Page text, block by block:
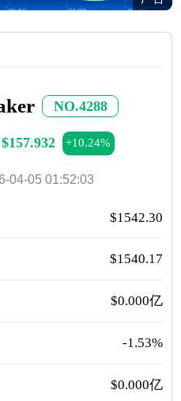
NO.4288
$157.932 +10.24%
04-05 01:52:03
$1542.30
$1540.17
$0.000亿
-1.53%
$0.000亿